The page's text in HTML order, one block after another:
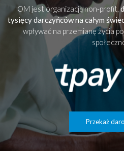
OM jest organizacją non-profit,
tysięcy darczyńców na całym
wpływać na przemianę życia
Przekaż